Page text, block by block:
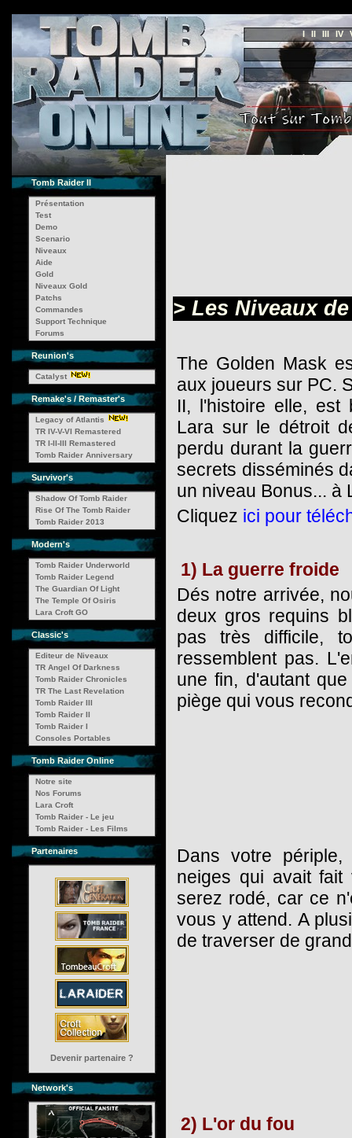
I II III IV
Tomb Raider II
Présentation
Test
Demo
Scenario
Niveaux
Aide
Gold
Niveaux Gold
Patchs
Commandes
Support Technique
Forums
Reunion's
Catalyst
Remake's / Remaster's
Legacy of Atlantis
TR IV-V-VI Remastered
TR I-II-III Remastered
Tomb Raider Anniversary
Survivor's
Shadow Of Tomb Raider
Rise Of The Tomb Raider
Tomb Raider 2013
Modern's
Tomb Raider Underworld
Tomb Raider Legend
The Guardian Of Light
The Temple Of Osiris
Lara Croft GO
Classic's
Editeur de Niveaux
TR Angel Of Darkness
Tomb Raider Chronicles
TR The Last Revelation
Tomb Raider III
Tomb Raider II
Tomb Raider I
Consoles Portables
Tomb Raider Online
Notre site
Nos Forums
Lara Croft
Tomb Raider - Le jeu
Tomb Raider - Les Films
Partenaires
Devenir partenaire ?
Network's
> Les Niveaux
The Golden Mask
aux joueurs sur PC.
II, l'histoire elle, est
Lara sur le détroit
perdu durant la
secrets disséminés
un niveau Bonus... à
Cliquez ici pour
1) La guerre froide
Dés notre arrivée,
deux gros requins
pas très difficile,
ressemblent pas.
une fin, d'autant
piège qui vous
Dans votre
neiges qui avait fait
serez rodé, car ce
vous y attend. A
de traverser de
2) L'or du fou